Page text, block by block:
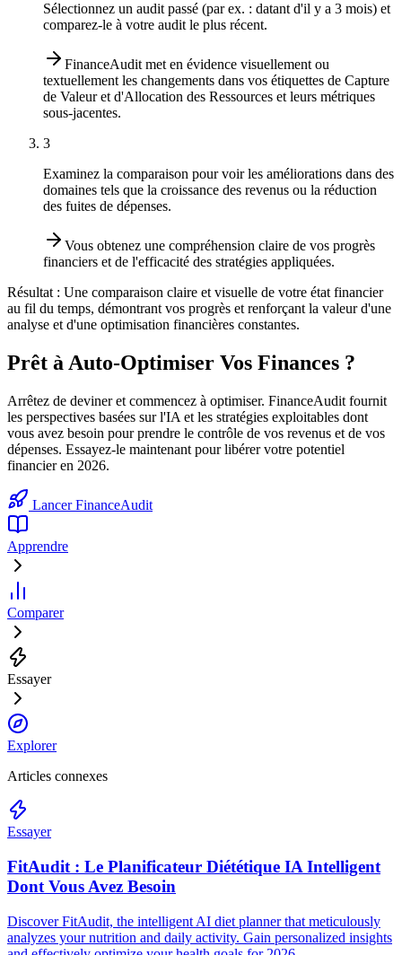
Sélectionnez un audit passé (par ex. : datant d'il y a 3 mois) et
comparez-le à votre audit le plus récent.
FinanceAudit met en évidence visuellement ou
textuellement les changements dans vos étiquettes de Capture
de Valeur et d'Allocation des Ressources et leurs métriques
sous-jacentes.
3
Examinez la comparaison pour voir les améliorations dans des
domaines tels que la croissance des revenus ou la réduction
des fuites de dépenses.
Vous obtenez une compréhension claire de vos progrès
financiers et de l'efficacité des stratégies appliquées.
Résultat : Une comparaison claire et visuelle de votre état financier
au fil du temps, démontrant vos progrès et renforçant la valeur d'une
analyse et d'une optimisation financières constantes.
Prêt à Auto-Optimiser Vos Finances ?
Arrêtez de deviner et commencez à optimiser. FinanceAudit fournit
les perspectives basées sur l'IA et les stratégies exploitables dont
vous avez besoin pour prendre le contrôle de vos revenus et de vos
dépenses. Essayez-le maintenant pour libérer votre potentiel
financier en 2026.
Lancer FinanceAudit
Apprendre
Comparer
Essayer
Explorer
Articles connexes
Essayer
FitAudit : Le Planificateur Diététique IA Intelligent
Dont Vous Avez Besoin
Discover FitAudit, the intelligent AI diet planner that meticulously
analyzes your nutrition and daily activity. Gain personalized insights